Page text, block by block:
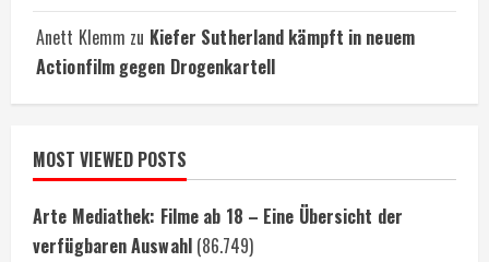
Anett Klemm zu Kiefer Sutherland kämpft in neuem
Actionfilm gegen Drogenkartell
MOST VIEWED POSTS
Arte Mediathek: Filme ab 18 – Eine Übersicht der
verfügbaren Auswahl (86.749)